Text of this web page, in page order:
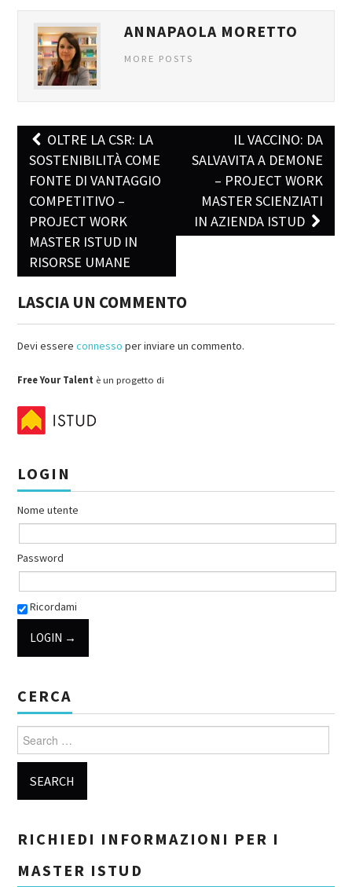
ANNAPAOLA MORETTO
MORE POSTS
Post navigation
OLTRE LA CSR: LA
SOSTENIBILITÀ COME
FONTE DI VANTAGGIO
COMPETITIVO –
PROJECT WORK
MASTER ISTUD IN
RISORSE UMANE
IL VACCINO: DA
SALVAVITA A DEMONE
– PROJECT WORK
MASTER SCIENZIATI
IN AZIENDA ISTUD
LASCIA UN COMMENTO
Devi essereconnesso per inviare un commento.
Free Your Talent è un progetto di
LOGIN
Nome utente
Password
Ricordami
CERCA
Search for:
RICHIEDI INFORMAZIONI PER I
MASTER ISTUD